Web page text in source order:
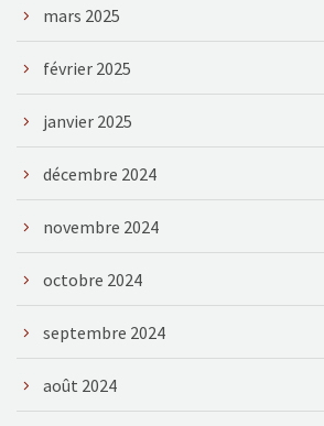
mars 2025
février 2025
janvier 2025
décembre 2024
novembre 2024
octobre 2024
septembre 2024
août 2024